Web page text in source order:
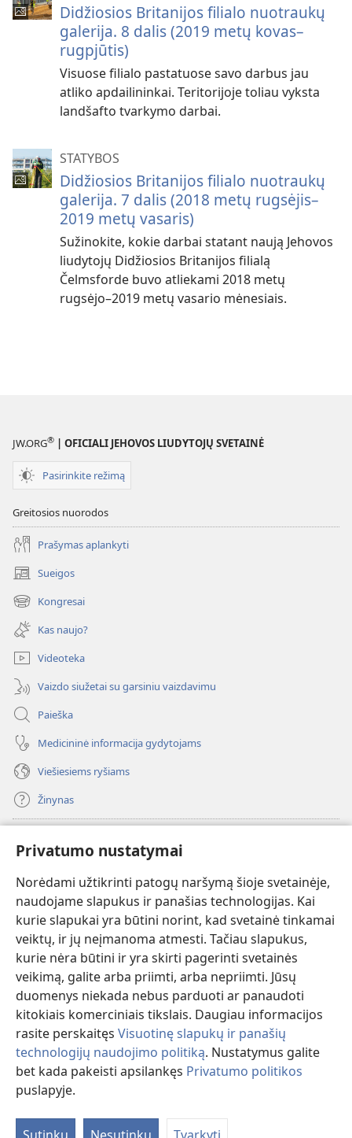
Privatumo nustatymai
Norėdami užtikrinti patogų naršymą šioje svetainėje,
naudojame slapukus ir panašias technologijas. Kai
kurie slapukai yra būtini norint, kad svetainė tinkamai
veiktų, ir jų neįmanoma atmesti. Tačiau slapukus,
kurie nėra būtini ir yra skirti pagerinti svetainės
veikimą, galite arba priimti, arba nepriimti. Jūsų
duomenys niekada nebus parduoti ar panaudoti
kitokiais komerciniais tikslais. Daugiau informacijos
rasite perskaitęs Visuotinę slapukų ir panašių
technologijų naudojimo politiką. Nustatymus galite
bet kada pakeisti apsilankęs Privatumo politikos
puslapyje.
Didžiosios Britanijos filialo nuotraukų
galerija. 8 dalis (2019 metų kovas–
rugpjūtis)
Visuose filialo pastatuose savo darbus jau
atliko apdailininkai. Teritorijoje toliau vyksta
landšafto tvarkymo darbai.
STATYBOS
Didžiosios Britanijos filialo nuotraukų
galerija. 7 dalis (2018 metų rugsėjis–
2019 metų vasaris)
Sužinokite, kokie darbai statant naują Jehovos
liudytojų Didžiosios Britanijos filialą
Čelmsforde buvo atliekami 2018 metų
rugsėjo–2019 metų vasario mėnesiais.
JW.ORG® | OFICIALI JEHOVOS LIUDYTOJŲ SVETAINĖ
Pasirinkite režimą
Greitosios nuorodos
Prašymas aplankyti
Sueigos
(atsiveria
naujas
langas)
Kongresai
(atsiveria
naujas
langas)
Kas naujo?
Videoteka
Vaizdo siužetai su garsiniu vaizdavimu
Paieška
Medicininė informacija gydytojams
Viešiesiems ryšiams
Žinynas
(atsiveria
naujas
langas)Sargybos bokšto INTERNETINĖ BIBLIOTEKA
(atsiveria
naujas
langas)JW Hub ®
(atsiveria
naujas
langas)JW Library
Watchtower Library
Copyright© 2026 Watch Tower Bible and Tract Society of Pennsylvania.
NAUDOJIMOSI SVETAINE SĄLYGOS